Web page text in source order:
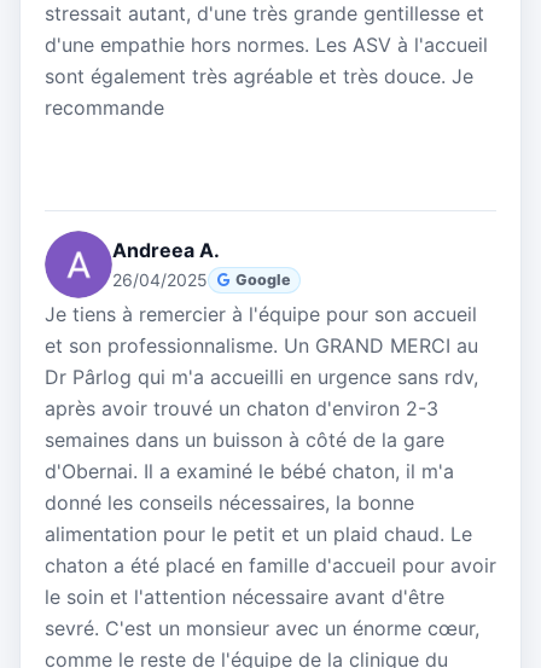
stressait autant, d'une très grande gentillesse et
d'une empathie hors normes. Les ASV à l'accueil
sont également très agréable et très douce. Je
recommande
Andreea A.
26/04/2025 Google
Je tiens à remercier à l'équipe pour son accueil
et son professionnalisme. Un GRAND MERCI au
Dr Pârlog qui m'a accueilli en urgence sans rdv,
après avoir trouvé un chaton d'environ 2-3
semaines dans un buisson à côté de la gare
d'Obernai. Il a examiné le bébé chaton, il m'a
donné les conseils nécessaires, la bonne
alimentation pour le petit et un plaid chaud. Le
chaton a été placé en famille d'accueil pour avoir
le soin et l'attention nécessaire avant d'être
sevré. C'est un monsieur avec un énorme cœur,
comme le reste de l'équipe de la clinique du